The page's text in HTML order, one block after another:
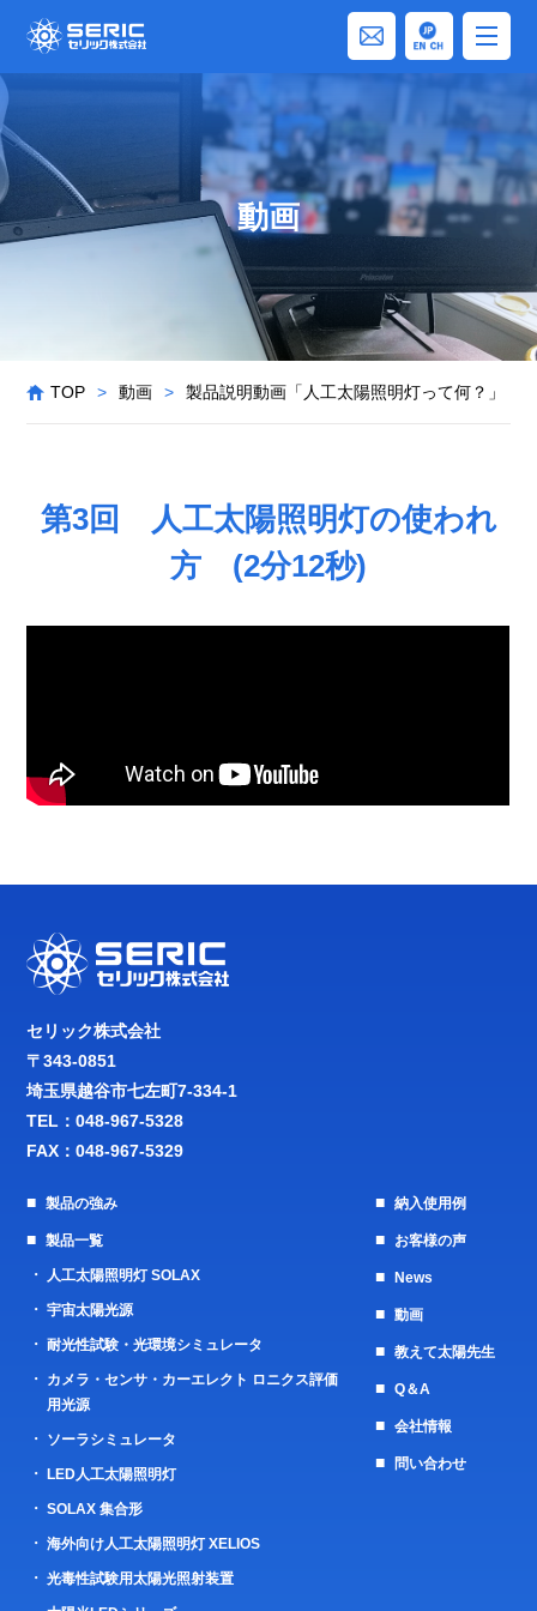
動画
TOP > 動画 > 製品説明動画「人工太陽照明灯って何？」
第3回 人工太陽照明灯の使われ
方 (2分12秒)
セリック株式会社
〒343-0851
埼玉県越谷市七左町7-334-1
TEL：048-967-5328
FAX：048-967-5329
製品の強み
製品一覧
人工太陽照明灯 SOLAX
宇宙太陽光源
耐光性試験・光環境シミュレータ
カメラ・センサ・カーエレクト ロニクス評価
用光源
ソーラシミュレータ
LED人工太陽照明灯
SOLAX 集合形
海外向け人工太陽照明灯 XELIOS
光毒性試験用太陽光照射装置
納入使用例
お客様の声
News
動画
教えて太陽先生
Q＆A
会社情報
問い合わせ